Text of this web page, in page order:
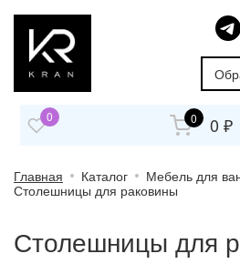
0 0 0 ₽
Главная Каталог
Мебель для
Столешницы для раковины
Столешницы для